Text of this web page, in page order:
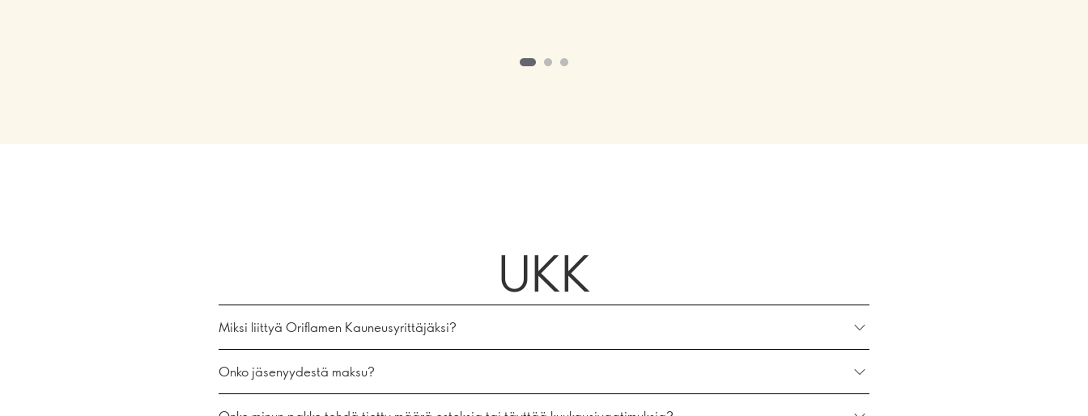
UKK
Miksi liittyä Oriflamen Kauneusyrittäjäksi?
Onko jäsenyydestä maksu?